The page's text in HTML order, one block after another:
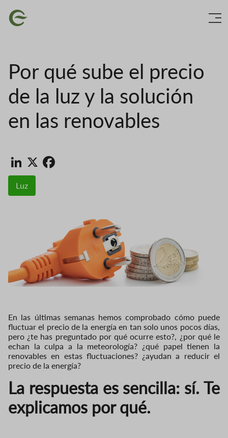
Imatge
Por qué sube el precio
de la luz y la solución
en las renovables
LinkedIn
X
Luz
En las últimas semanas hemos comprobado cómo puede
fluctuar el precio de la energía en tan solo unos pocos días,
pero ¿te has preguntado por qué ocurre esto?, ¿por qué le
echan la culpa a la meteorología? ¿qué papel tienen la
renovables en estas fluctuaciones? ¿ayudan a reducir el
precio de la energía?
La respuesta es sencilla: sí. Te
explicamos por qué.